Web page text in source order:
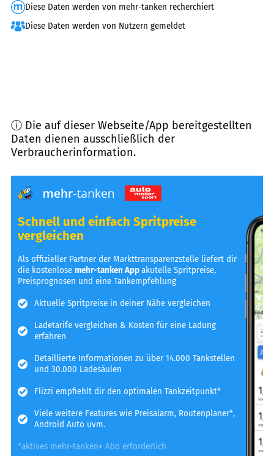
Diese Daten werden von mehr-tanken recherchiert
Diese Daten werden von Nutzern gemeldet
ⓘ Die auf dieser Webseite/App bereitgestellten
Daten dienen ausschließlich der
Verbraucherinformation.
Schnell und einfach Spritpreise
vergleichen
Als offizieller Partner der Markttransparenzstelle liefert dir
die kostenlosemehr-tanken Appakutelle Spritpreise,
Preisprognosen und eine Tankempfehlung
Aktuelle Spritpreise in deiner Nähe vergleichen
Ladetarife vergleichen & Kosten für eine Ladung
erfahren
Detaillierte Informationen zu über 14.000 Tankstellen
und 30.000 Ladesäulen
Flizzi empfiehlt dir den optimalen Tankzeitpunkt*
Viele weitere Features wie Preisalarm, Routenplaner*,
Android Auto uvm.
*aktives mehr-tanken+ Abo erforderlich